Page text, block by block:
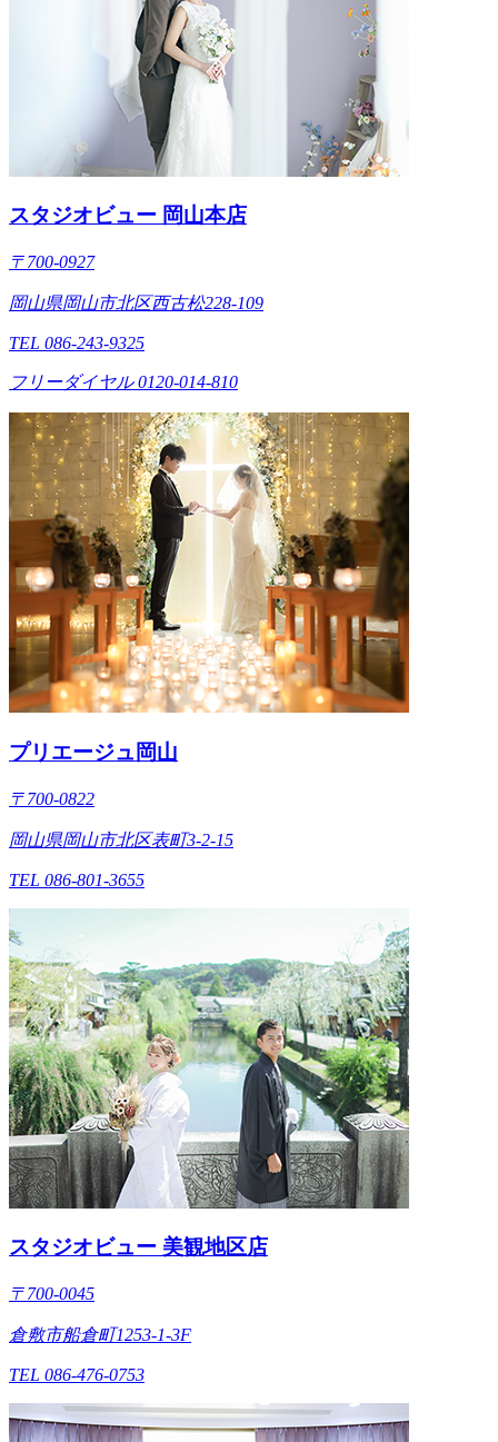
スタジオビュー 岡山本店
〒700-0927
岡山県岡山市北区西古松228-109
TEL 086-243-9325
フリーダイヤル 0120-014-810
プリエージュ岡山
〒700-0822
岡山県岡山市北区表町3-2-15
TEL 086-801-3655
スタジオビュー 美観地区店
〒700-0045
倉敷市船倉町1253-1-3F
TEL 086-476-0753